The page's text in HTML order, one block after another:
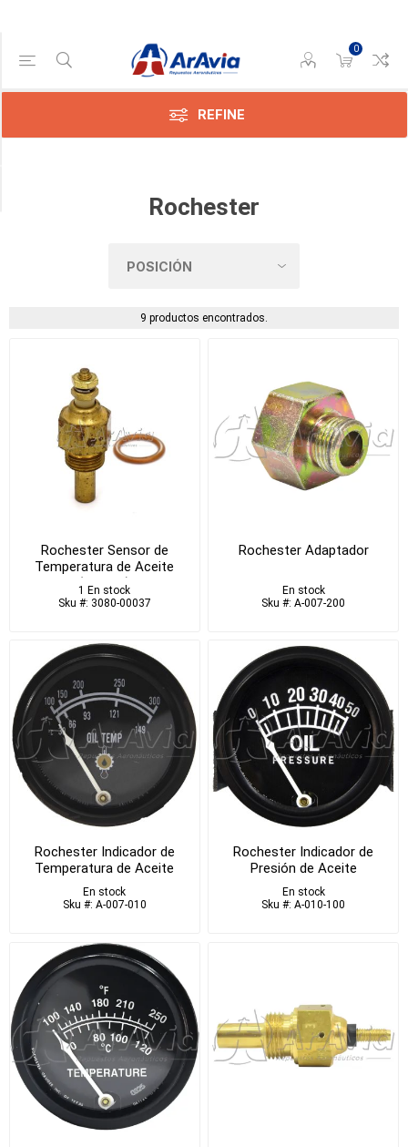
0
REFINE
Rochester
9 productos encontrados.
Rochester Sensor de
Temperatura de Aceite
(USADO)
1 En stock
Sku #: 3080-00037
Rochester Adaptador
En stock
Sku #: A-007-200
Rochester Indicador de
Temperatura de Aceite
En stock
Sku #: A-007-010
Rochester Indicador de
Presión de Aceite
En stock
Sku #: A-010-100
Categoría
Instrumentos